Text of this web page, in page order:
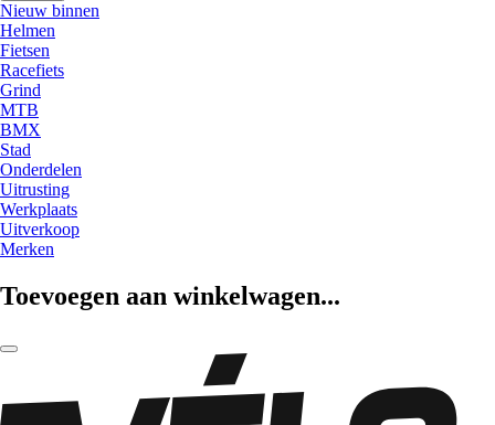
Nieuw binnen
Helmen
Fietsen
Racefiets
Grind
MTB
BMX
Stad
Onderdelen
Uitrusting
Werkplaats
Uitverkoop
Merken
Toevoegen aan winkelwagen...